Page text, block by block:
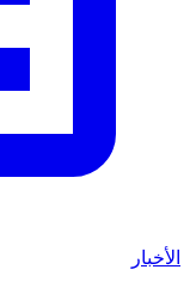
الأخبار